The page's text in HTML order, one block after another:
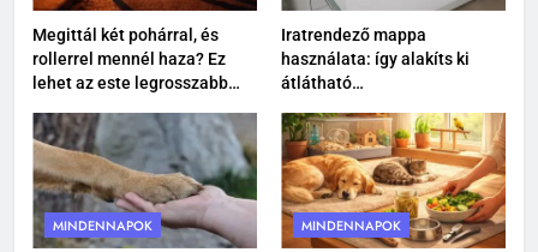
eleme
MINDENNAPOK
8
Ízületvédő kutyáknak: tudatos
gondoskodás a mozgás
szabadságáért
MINDENNAPOK
1
Megittál két pohárral, és
rollerrel mennél haza? Ez
lehet az este legrosszabb
Iratrendező mappa
használata: így alakíts ki
átlátható
MINDENNAPOK MINDENNAPOK